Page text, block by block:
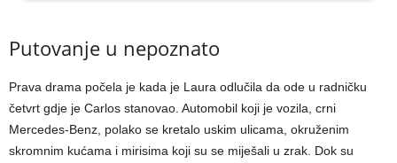
Putovanje u nepoznato
Prava drama počela je kada je Laura odlučila da ode u radničku
četvrt gdje je Carlos stanovao. Automobil koji je vozila, crni
Mercedes-Benz, polako se kretalo uskim ulicama, okruženim
skromnim kućama i mirisima koji su se miješali u zrak. Dok su